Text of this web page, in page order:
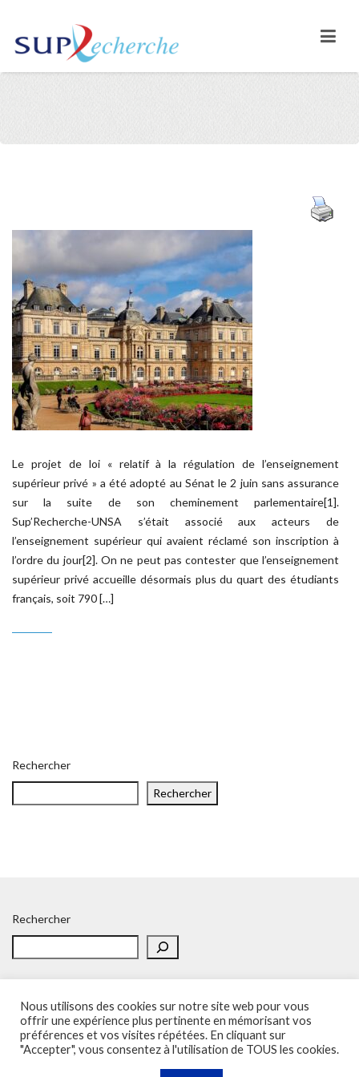
Le projet de loi « relatif à la régulation de l’enseignement
supérieur privé » a été adopté au Sénat le 2 juin sans assurance
sur la suite de son cheminement parlementaire[1].
Sup’Recherche-UNSA s’était associé aux acteurs de
l’enseignement supérieur qui avaient réclamé son inscription à
l’ordre du jour[2]. On ne peut pas contester que l’enseignement
supérieur privé accueille désormais plus du quart des étudiants
français, soit 790 […]
Rechercher
Rechercher
Rechercher
Accueil Politique de confidentialité Adhésion
Contacts
SOS – Demande d’aide
Politique de confidentialité
Nous utilisons des cookies sur notre site web pour vous
offrir une expérience plus pertinente en mémorisant vos
préférences et vos visites répétées. En cliquant sur
"Accepter", vous consentez à l'utilisation de TOUS les cookies.